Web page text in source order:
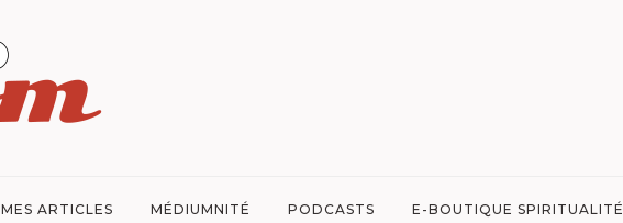
MES ARTICLES MÉDIUMNITÉ PODCASTS E-BOUTIQUE SPIRITUALITÉ